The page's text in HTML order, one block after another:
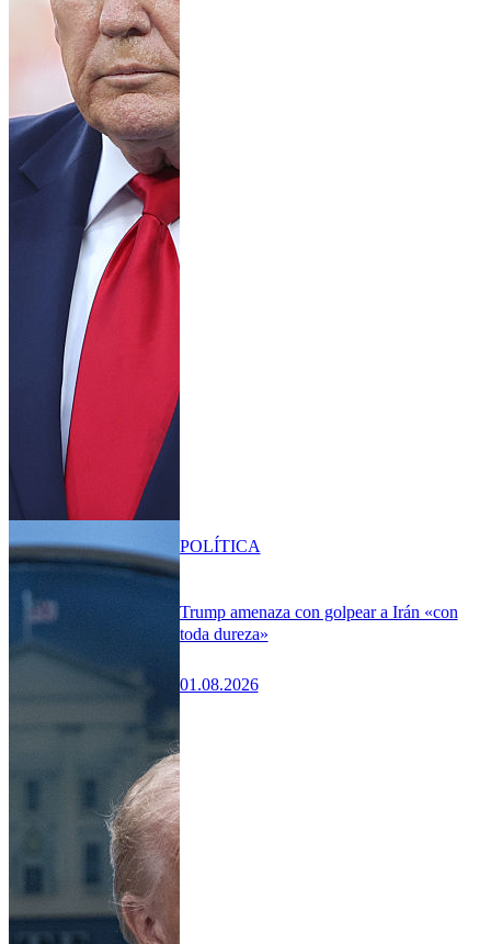
Trump amenaza con golpear a Irán «con
toda dureza»
01.08.2026
POLÍTICA